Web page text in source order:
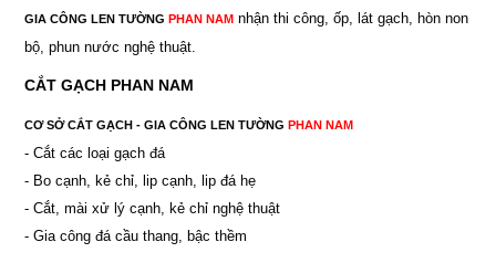
GIA CÔNG LEN TƯỜNG PHAN NAMnhận thi công, ốp, lát gạch, hòn non
bộ, phun nước nghệ thuật.
CẮT GẠCH PHAN NAM
CƠ SỞ CẮT GẠCH - GIA CÔNG LEN TƯỜNG PHAN NAM
- Cắt các loại gạch đá
- Bo cạnh, kẻ chỉ, lip cạnh, lip đá hẹ
- Cắt, mài xử lý cạnh, kẻ chỉ nghệ thuật
- Gia công đá cầu thang, bậc thềm